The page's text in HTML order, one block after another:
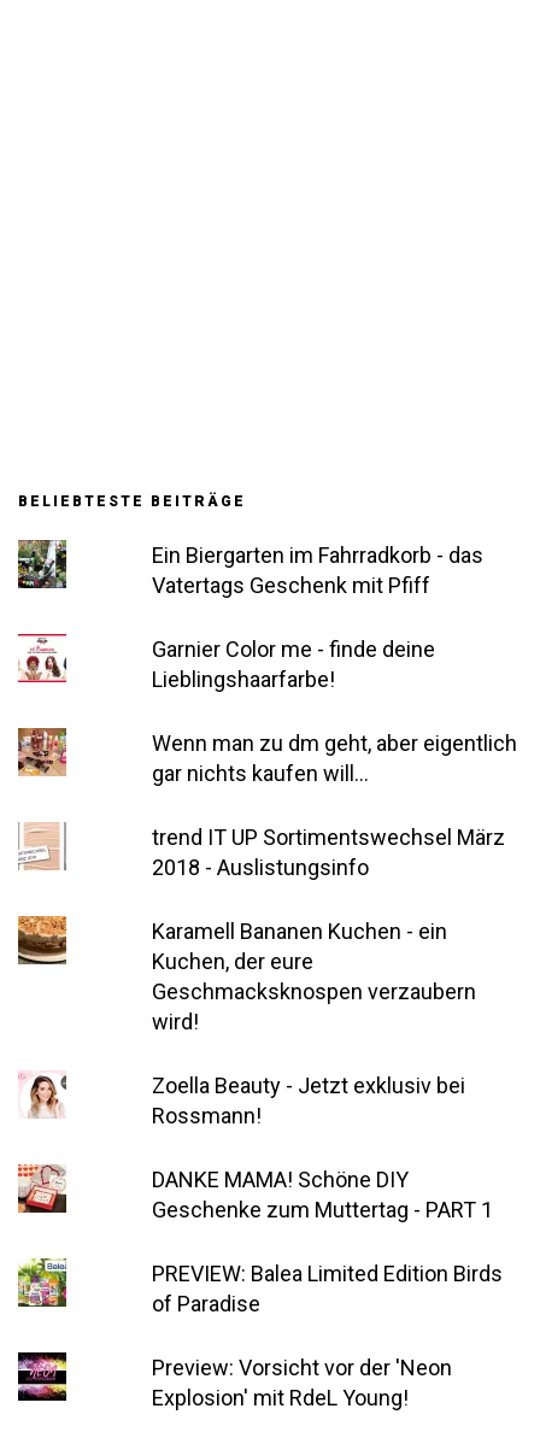
BELIEBTESTE BEITRÄGE
Ein Biergarten im Fahrradkorb - das
Vatertags Geschenk mit Pfiff
Garnier Color me - finde deine
Lieblingshaarfarbe!
Wenn man zu dm geht, aber eigentlich
gar nichts kaufen will...
trend IT UP Sortimentswechsel März
2018 - Auslistungsinfo
Karamell Bananen Kuchen - ein
Kuchen, der eure
Geschmacksknospen verzaubern
wird!
Zoella Beauty - Jetzt exklusiv bei
Rossmann!
DANKE MAMA! Schöne DIY
Geschenke zum Muttertag - PART 1
PREVIEW: Balea Limited Edition Birds
of Paradise
Preview: Vorsicht vor der 'Neon
Explosion' mit RdeL Young!